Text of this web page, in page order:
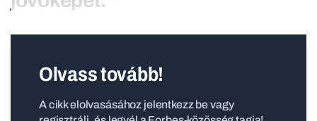
Olvass tovább!
A cikk elolvasásához jelentkezz be vagy